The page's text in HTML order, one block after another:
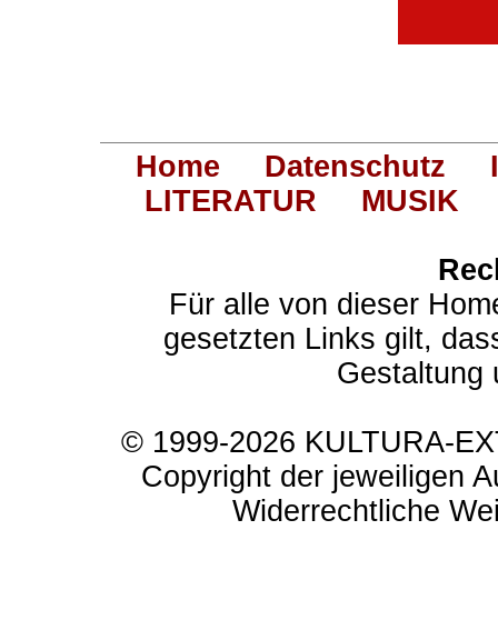
Home Datenschutz
LITERATUR
MUSIK
Für alle von dieser
gesetzten Links gilt,
Gestaltung
© 1999-2026 KULTURA-
Copyright der jeweiligen
Widerrechtliche